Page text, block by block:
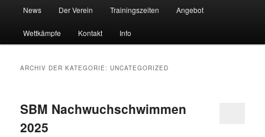
News Der Verein Trainingszeiten Angebot
Wettkämpfe Kontakt Info
ARCHIV DER KATEGORIE:UNCATEGORIZED
SBM Nachwuchschwimmen
2025